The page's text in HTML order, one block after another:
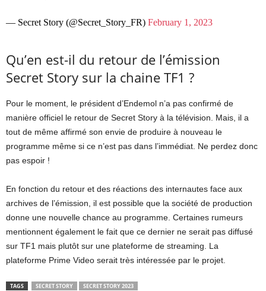
— Secret Story (@Secret_Story_FR) February 1, 2023
Qu’en est-il du retour de l’émission
Secret Story sur la chaine TF1 ?
Pour le moment, le président d’Endemol n’a pas confirmé de
manière officiel le retour de Secret Story à la télévision. Mais, il a
tout de même affirmé son envie de produire à nouveau le
programme même si ce n’est pas dans l’immédiat. Ne perdez donc
pas espoir !
En fonction du retour et des réactions des internautes face aux
archives de l’émission, il est possible que la société de production
donne une nouvelle chance au programme. Certaines rumeurs
mentionnent également le fait que ce dernier ne serait pas diffusé
sur TF1 mais plutôt sur une plateforme de streaming. La
plateforme Prime Video serait très intéressée par le projet.
TAGS SECRET STORY SECRET STORY 2023